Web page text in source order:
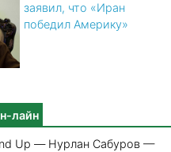
заявил, что «Иран
победил Америку»
лайн
Up — Нурлан Сабуров —